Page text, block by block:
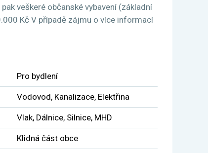
veškeré občanské vybavení (základní
Kč V případě zájmu o více informací
Pro bydlení
Vodovod, Kanalizace, Elektřina
Vlak, Dálnice, Silnice, MHD
Klidná část obce